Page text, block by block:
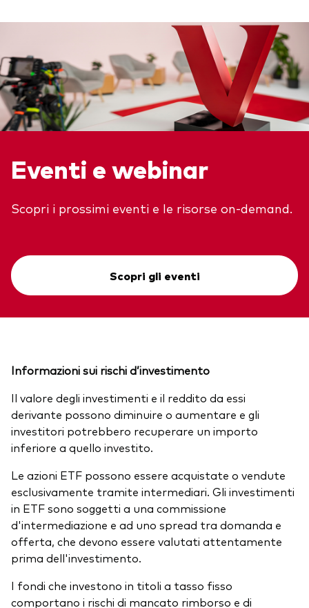
Eventi e webinar
Scopri i prossimi eventi e le risorse on-demand.
Scopri gli eventi
Informazioni sui rischi d’investimento
Il valore degli investimenti e il reddito da essi
derivante possono diminuire o aumentare e gli
investitori potrebbero recuperare un importo
inferiore a quello investito.
Le azioni ETF possono essere acquistate o vendute
esclusivamente tramite intermediari. Gli investimenti
in ETF sono soggetti a una commissione
d'intermediazione e ad uno spread tra domanda e
offerta, che devono essere valutati attentamente
prima dell'investimento.
I fondi che investono in titoli a tasso fisso
comportano i rischi di mancato rimborso e di